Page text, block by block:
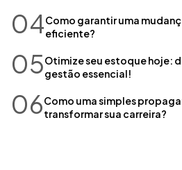
04Como garantir uma
eficiente?
05Otimize seu estoque hoje:
gestão essencial!
06Como uma simples
transformar sua carreira?